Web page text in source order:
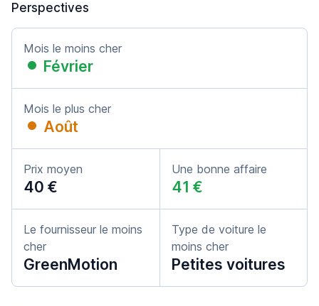
Perspectives
Mois le moins cher
Février
Mois le plus cher
Août
Prix moyen
40 €
Une bonne affaire
41 €
Le fournisseur le moins
cher
GreenMotion
Type de voiture le
moins cher
Petites voitures